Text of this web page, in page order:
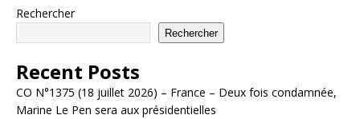
Rechercher
Rechercher
Recent Posts
CO N°1375 (18 juillet 2026) – France – Deux fois condamnée,
Marine Le Pen sera aux présidentielles